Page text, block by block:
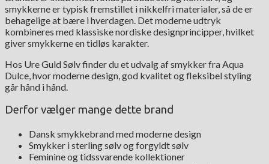
smykkerne er typisk fremstillet i nikkelfri materialer, så de er
behagelige at bære i hverdagen. Det moderne udtryk
kombineres med klassiske nordiske designprincipper, hvilket
giver smykkerne en tidløs karakter.
Hos Ure Guld Sølv finder du et udvalg af smykker fra Aqua
Dulce, hvor moderne design, god kvalitet og fleksibel styling
går hånd i hånd.
Derfor vælger mange dette brand
Dansk smykkebrand med moderne design
Smykker i sterling sølv og forgyldt sølv
Feminine og tidssvarende kollektioner